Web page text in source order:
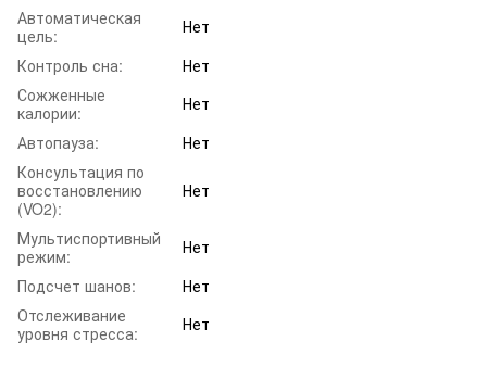
Автоматическая
цель:
Нет
Контроль сна:
Нет
Сожженные
калории:
Нет
Автопауза:
Нет
Консультация по
восстановлению
(VO2):
Нет
Мультиспортивный
режим:
Нет
Подсчет шанов:
Нет
Отслеживание
уровня стресса:
Нет